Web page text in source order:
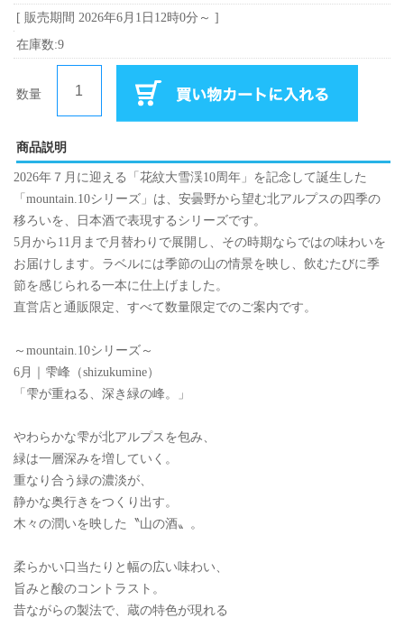
[ 販売期間 2026年6月1日12時0分 ～ ]
在庫数:9
数量
商品説明
2026年７月に迎える「花紋大雪渓10周年」を記念して誕生した
「mountain.10シリーズ」は、安曇野から望む北アルプスの四季の
移ろいを、日本酒で表現するシリーズです。
5月から11月まで月替わりで展開し、その時期ならではの味わいを
お届けします。ラベルには季節の山の情景を映し、飲むたびに季
節を感じられる一本に仕上げました。
直営店と通販限定、すべて数量限定でのご案内です。
～mountain.10シリーズ～
6月｜雫峰（shizukumine）
「雫が重ねる、深き緑の峰。」
やわらかな雫が北アルプスを包み、
緑は一層深みを増していく。
重なり合う緑の濃淡が、
静かな奥行きをつくり出す。
木々の潤いを映した〝山の酒〟。
柔らかい口当たりと幅の広い味わい、
旨みと酸のコントラスト。
昔ながらの製法で、蔵の特色が現れる